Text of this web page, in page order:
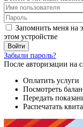
Запомнить меня на
этом устройстве
Забыли пароль?
После авторизации на
Оплатить услуги
Посмотреть
Передать
Распечатать